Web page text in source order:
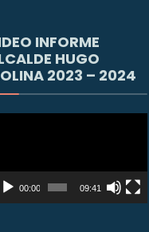
INFORME
HUGO
2023 – 2024
00:00 09:41